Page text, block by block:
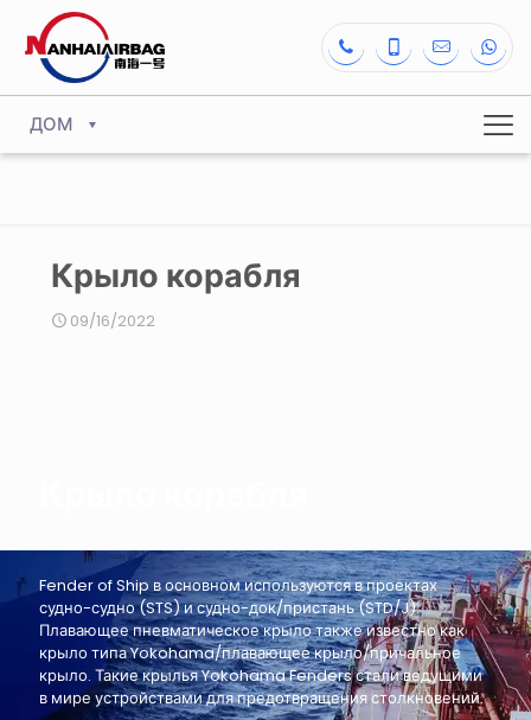
ДОМ
Крыло корабля
09/16/2022
Fender of Ship в основном используются в проектах
судно-судно (STS) и судно-док/пристань (STD/J).
Плавающее пневматическое крыло также известно как
крыло типа Yokohama/плавающее крыло/причальное
крыло. Такие крылья Yokohama Fenders стали ведущими
в мире устройствами для предотвращения столкновений.